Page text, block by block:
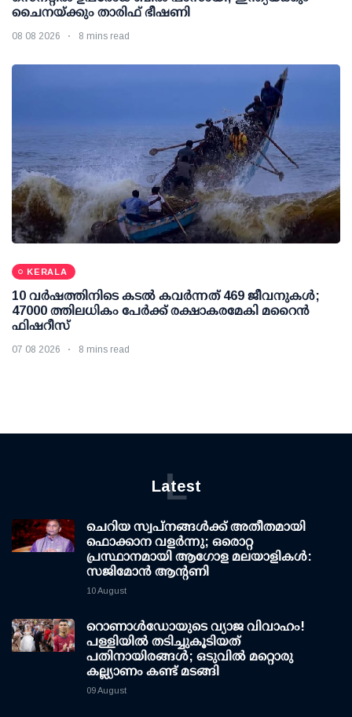
ചൈനയ്ക്കും താരിഫ് ഭീഷണി
08 08 2026 8 mins read
KERALA
10 വര്‍ഷത്തിനിടെ കടല്‍ കവര്‍ന്നത് 469 ജീവനുകള്‍;
47000 ത്തിലധികം പേര്‍ക്ക് രക്ഷാകരമേകി മറൈന്‍
ഫിഷറീസ്
07 08 2026 8 mins read
Latest
L
ചെറിയ സ്വപ്നങ്ങൾക്ക് അതീതമായി
ഫൊക്കാന വളർന്നു; ഒരൊറ്റ
പ്രസ്ഥാനമായി ആഗോള മലയാളികൾ:
സജിമോൻ ആന്റണി
10 August
റൊണാള്‍ഡോയുടെ വ്യാജ വിവാഹം!
പള്ളിയില്‍ തടിച്ചുകൂടിയത്
പതിനായിരങ്ങള്‍; ഒടുവില്‍ മറ്റൊരു
കല്ല്യാണം കണ്ട് മടങ്ങി
09 August